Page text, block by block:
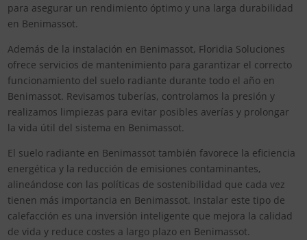
para asegurar un rendimiento óptimo y una larga durabilidad
en Benimassot.
Además de la instalación en Benimassot, Floridia Soluciones
ofrece servicios de mantenimiento para garantizar el correcto
funcionamiento del suelo radiante durante todo el año en
Benimassot. Revisamos tuberías, controlamos la presión y
realizamos limpiezas para evitar posibles averías y prolongar
la vida útil del sistema en Benimassot.
El suelo radiante en Benimassot también favorece la eficiencia
energética y la reducción de emisiones contaminantes,
alineándose con las políticas de sostenibilidad que cada vez
tienen más importancia en Benimassot. Instalar este tipo de
calefacción es una inversión inteligente que mejora la calidad
de vida y reduce costes a largo plazo en Benimassot.